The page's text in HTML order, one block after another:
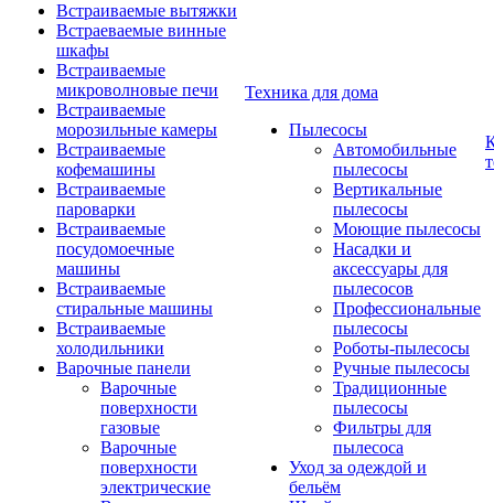
Встраиваемые вытяжки
Встраеваемые винные
шкафы
Встраиваемые
микроволновые печи
Встраиваемые
морозильные камеры
Встраиваемые
кофемашины
Встраиваемые
пароварки
Встраиваемые
посудомоечные
машины
Встраиваемые
стиральные машины
Встраиваемые
холодильники
Варочные панели
Варочные
поверхности
газовые
Варочные
поверхности
электрические
Техника для дома
Пылесосы
Автомобильные
пылесосы
Вертикальные
пылесосы
Моющие пылесосы
Насадки и
аксессуары для
пылесосов
Профессиональные
пылесосы
Роботы-пылесосы
Ручные пылесосы
Традиционные
пылесосы
Фильтры для
пылесоса
Уход за одеждой и
бельём